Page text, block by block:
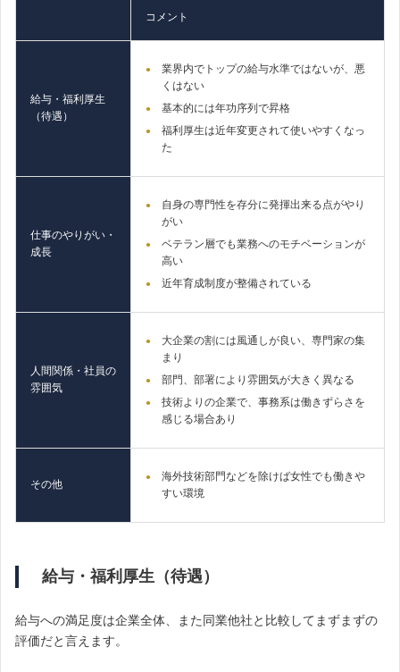
コメント
給与・福利厚生
（待遇）
業界内でトップの給与水準ではないが、悪
くはない
基本的には年功序列で昇格
福利厚生は近年変更されて使いやすくなっ
た
仕事のやりがい・
成長
自身の専門性を存分に発揮出来る点がやり
がい
ベテラン層でも業務へのモチベーションが
高い
近年育成制度が整備されている
人間関係・社員の
雰囲気
大企業の割には風通しが良い、専門家の集
まり
部門、部署により雰囲気が大きく異なる
技術よりの企業で、事務系は働きずらさを
感じる場合あり
その他
海外技術部門などを除けば女性でも働きや
すい環境
給与・福利厚生（待遇）
給与への満足度は企業全体、また同業他社と比較してまずまずの
評価だと言えます。